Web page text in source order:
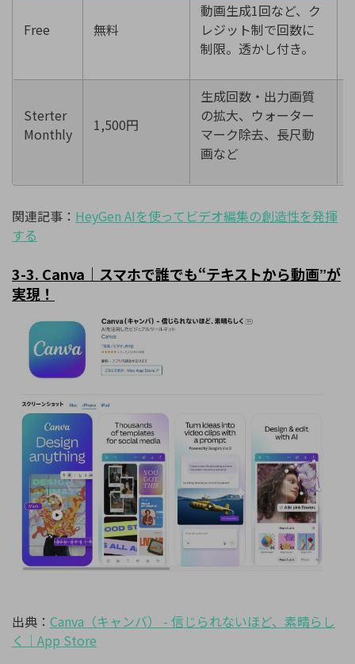
Free 無料
動画生成1回など、ク
レジット制で回数に
制限。透かし付き。
Sterter
Monthly
1,500円
生成回数・出力画質
の拡大、ウォーター
マーク除去、長尺動
画など
関連記事： HeyGen AIを使ってビデオ編集の創造性を発揮
する
3-3. Canva ｜スマホで誰でも“テキストから動画”が
実現！
出典： Canva （キャンバ） - 信じられないほど、素晴らし
く｜ App Store